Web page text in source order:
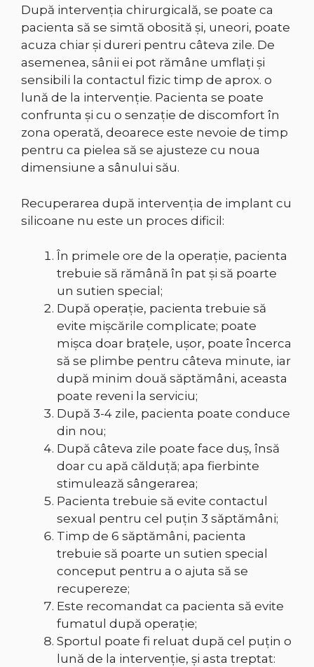
După intervenţia chirurgicală, se poate ca
pacienta să se simtă obosită şi, uneori, poate
acuza chiar şi dureri pentru câteva zile. De
asemenea, sânii ei pot rămâne umflaţi şi
sensibili la contactul fizic timp de aprox. o
lună de la intervenţie. Pacienta se poate
confrunta şi cu o senzaţie de discomfort în
zona operată, deoarece este nevoie de timp
pentru ca pielea să se ajusteze cu noua
dimensiune a sânului său.
Recuperarea după intervenţia de implant cu
silicoane nu este un proces dificil:
În primele ore de la operaţie, pacienta
trebuie să rămână în pat şi să poarte
un sutien special;
După operaţie, pacienta trebuie să
evite mişcările complicate; poate
mişca doar braţele, uşor, poate încerca
să se plimbe pentru câteva minute, iar
după minim două săptămâni, aceasta
poate reveni la serviciu;
După 3-4 zile, pacienta poate conduce
din nou;
După câteva zile poate face duş, însă
doar cu apă călduţă; apa fierbinte
stimulează sângerarea;
Pacienta trebuie să evite contactul
sexual pentru cel puţin 3 săptămâni;
Timp de 6 săptămâni, pacienta
trebuie să poarte un sutien special
conceput pentru a o ajuta să se
recupereze;
Este recomandat ca pacienta să evite
fumatul după operaţie;
Sportul poate fi reluat după cel puțin o
lună de la intervenţie, şi asta treptat: